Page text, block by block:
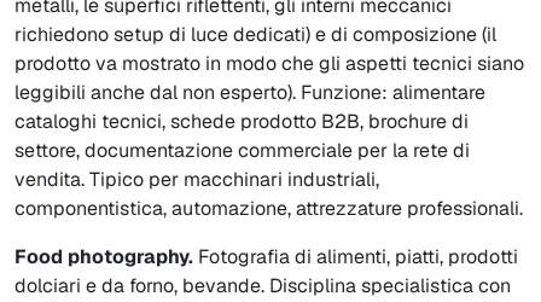
metalli, le superfici riflettenti, gli interni meccanici
richiedono setup di luce dedicati) e di composizione (il
prodotto va mostrato in modo che gli aspetti tecnici siano
leggibili anche dal non esperto). Funzione: alimentare
cataloghi tecnici, schede prodotto B2B, brochure di
settore, documentazione commerciale per la rete di
vendita. Tipico per macchinari industriali,
componentistica, automazione, attrezzature professionali.
Food photography. Fotografia di alimenti, piatti, prodotti
dolciari e da forno, bevande. Disciplina specialistica con